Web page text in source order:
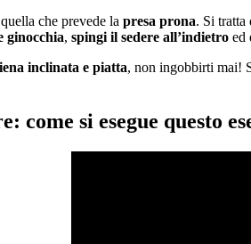
che prevede la presa prona. Si tratta
ginocchia, spingi il sedere all’indietro ed
inclinata e piatta, non ingobbirti mai!
come si esegue questo